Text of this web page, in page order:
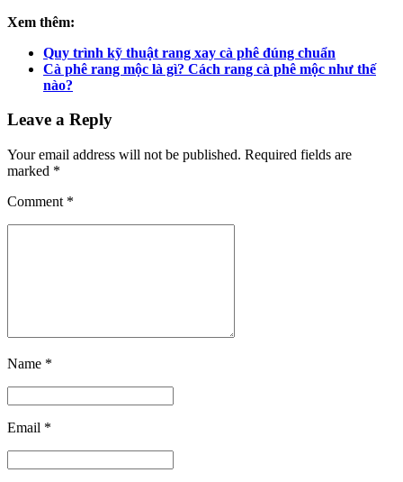
Xem thêm:
Quy trình kỹ thuật rang xay cà phê đúng chuẩn
Cà phê rang mộc là gì? Cách rang cà phê mộc như thế
nào?
Leave a Reply
Your email address will not be published. Required fields are
marked *
Comment *
Name *
Email *